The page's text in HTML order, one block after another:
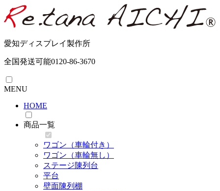
愛知ディスプレイ製作所
全国発送可能0120-86-3670
MENU
HOME
商品一覧
ワゴン（車輪付き）
ワゴン（車輪無し）
ステージ陳列台
平台
壁面陳列棚